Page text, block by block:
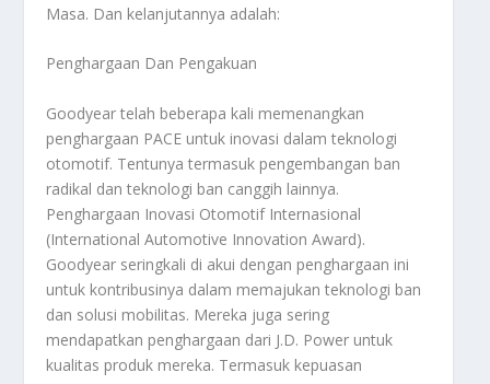
Masa. Dan kelanjutannya adalah:
Penghargaan Dan Pengakuan
Goodyear telah beberapa kali memenangkan
penghargaan PACE untuk inovasi dalam teknologi
otomotif. Tentunya termasuk pengembangan ban
radikal dan teknologi ban canggih lainnya.
Penghargaan Inovasi Otomotif Internasional
(International Automotive Innovation Award).
Goodyear seringkali di akui dengan penghargaan ini
untuk kontribusinya dalam memajukan teknologi ban
dan solusi mobilitas. Mereka juga sering
mendapatkan penghargaan dari J.D. Power untuk
kualitas produk mereka. Termasuk kepuasan